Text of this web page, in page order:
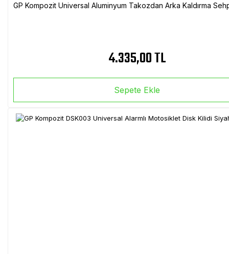
GP Kompozit Universal Aluminyum Takozdan Arka Kaldırma
4.335,00 TL
Sepete Ekle